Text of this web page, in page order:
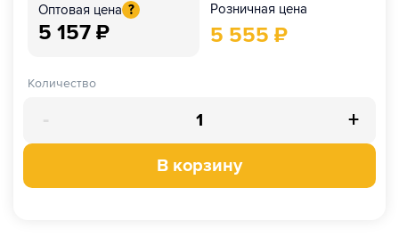
Оптовая цена ?
5 157 ₽
Розничная цена
5 555 ₽
Количество
- +
В корзину